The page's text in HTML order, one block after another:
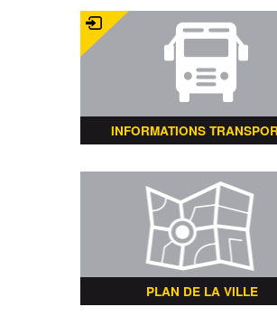
INFORMATIONS
PLAN DE LA VILLE